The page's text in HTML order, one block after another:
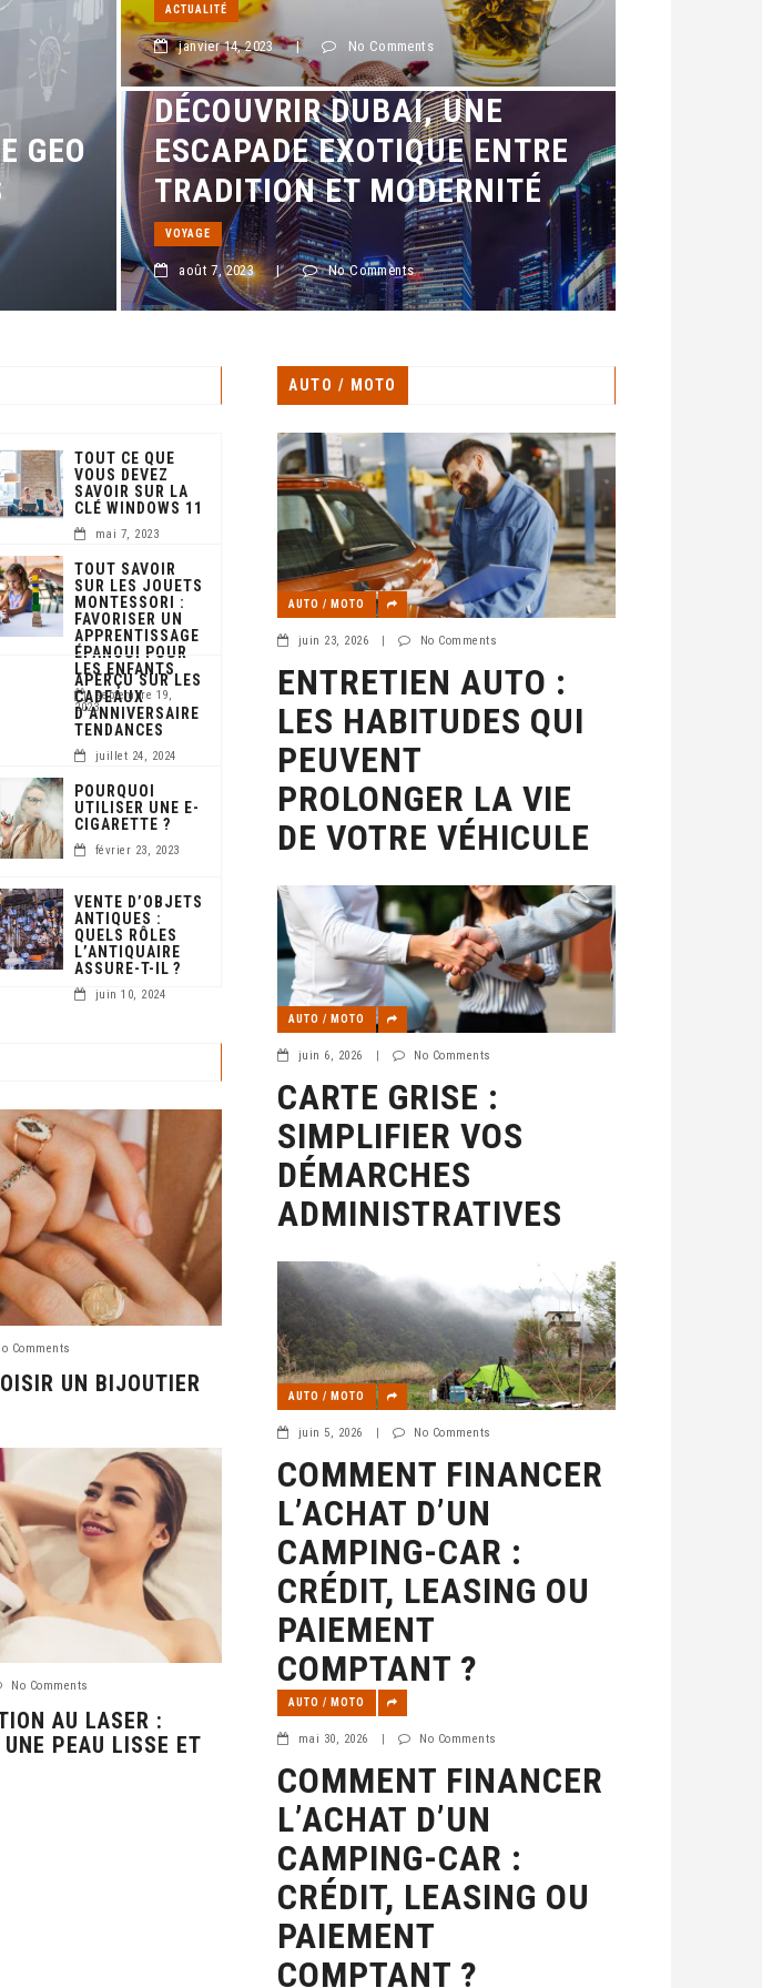
GEO
ACTUALITÉ
janvier 14, 2023 | No Comments
DÉCOUVRIR DUBAI, UNE
ESCAPADE EXOTIQUE ENTRE
TRADITION ET MODERNITÉ
VOYAGE
août 7, 2023 | No Comments
TOUT CE QUE
VOUS DEVEZ
SAVOIR SUR LA
CLÉ WINDOWS 11
mai 7, 2023
TOUT SAVOIR
SUR LES JOUETS
MONTESSORI :
FAVORISER UN
APPRENTISSAGE
ÉPANOUI POUR
LES ENFANTS
septembre 19,
2023
APERÇU SUR LES
CADEAUX
D’ANNIVERSAIRE
TENDANCES
juillet 24, 2024
POURQUOI
UTILISER UNE E-
CIGARETTE ?
février 23, 2023
VENTE D’OBJETS
ANTIQUES :
QUELS RÔLES
L’ANTIQUAIRE
ASSURE-T-IL ?
juin 10, 2024
Comments
UN BIJOUTIER
No Comments
AU LASER :
PEAU LISSE ET
AUTO / MOTO
AUTO / MOTO
juin 23, 2026 | No Comments
ENTRETIEN AUTO :
LES HABITUDES QUI
PEUVENT
PROLONGER LA VIE
DE VOTRE VÉHICULE
AUTO / MOTO
juin 6, 2026 No Comments
CARTE GRISE :
SIMPLIFIER VOS
DÉMARCHES
ADMINISTRATIVES
AUTO / MOTO
juin 5, 2026 | No Comments
COMMENT FINANCER
L’ACHAT D’UN
CAMPING-CAR :
CRÉDIT, LEASING OU
PAIEMENT
COMPTANT ?
AUTO / MOTO
mai 30, 2026 | No Comments
COMMENT FINANCER
L’ACHAT D’UN
CAMPING-CAR :
CRÉDIT, LEASING OU
PAIEMENT
COMPTANT ?